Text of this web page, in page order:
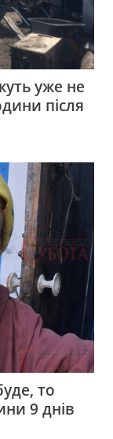
уже не
після
то
9 днів